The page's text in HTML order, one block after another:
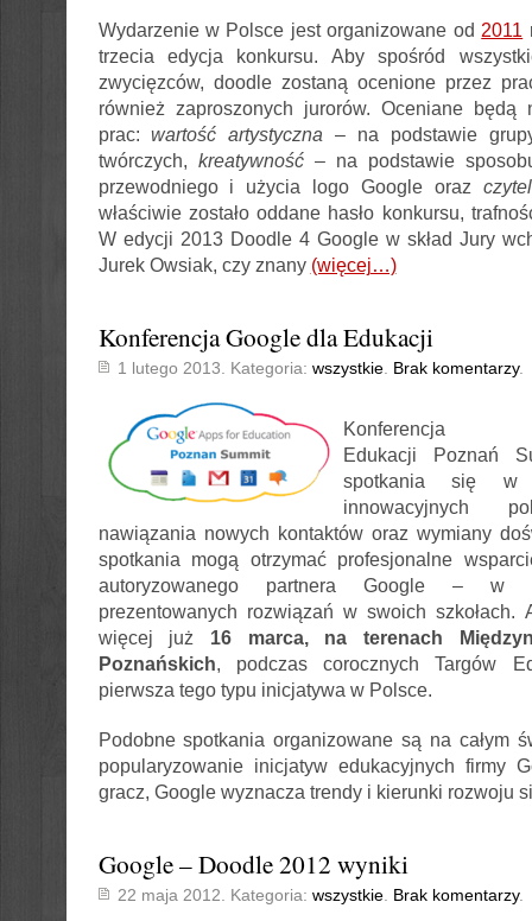
Wydarzenie w Polsce jest organizowane od 2011
trzecia edycja konkursu. Aby spośród
zwycięzców, doodle zostaną ocenione przez
również zaproszonych jurorów. Oceniane będą
prac:wartość artystyczna – na podstawie
twórczych, kreatywność– na podstawie
przewodniego i użycia logo Google oraz
właściwie zostało oddane hasło konkursu,
W edycji 2013 Doodle 4 Google w skład Jury
Jurek Owsiak, czy znany (więcej…)
Konferencja Google dla Edukacji
1 lutego 2013. Kategoria: wszystkie. Brak komentarzy.
Edukacji Poznań
spotkania się w
innowacyjnych
nawiązania nowych kontaktów oraz wymiany
spotkania mogą otrzymać profesjonalne
autoryzowanego partnera Google – w
prezentowanych rozwiązań w swoich
więcej już 16 marca, na terenach
Poznańskich, podczas corocznych Targów
pierwsza tego typu inicjatywa w Polsce.
Podobne spotkania organizowane są na całym
popularyzowanie inicjatyw edukacyjnych firmy
gracz, Google wyznacza trendy i kierunki rozwoju
Google – Doodle 2012 wyniki
22 maja 2012. Kategoria: wszystkie. Brak komentarzy.